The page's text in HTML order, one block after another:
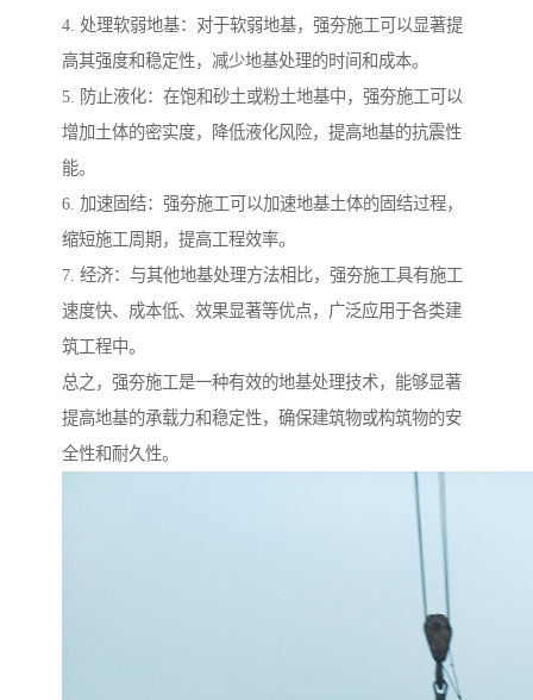
4. 处理软弱地基：对于软弱地基，强夯施工可以显著提
高其强度和稳定性，减少地基处理的时间和成本。
5. 防止液化：在饱和砂土或粉土地基中，强夯施工可以
增加土体的密实度，降低液化风险，提高地基的抗震性
能。
6. 加速固结：强夯施工可以加速地基土体的固结过程，
缩短施工周期，提高工程效率。
7. 经济：与其他地基处理方法相比，强夯施工具有施工
速度快、成本低、效果显著等优点，广泛应用于各类建
筑工程中。
总之，强夯施工是一种有效的地基处理技术，能够显著
提高地基的承载力和稳定性，确保建筑物或构筑物的安
全性和耐久性。